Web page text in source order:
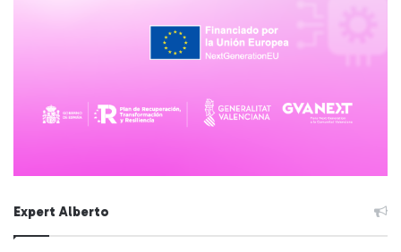
Expert Alberto